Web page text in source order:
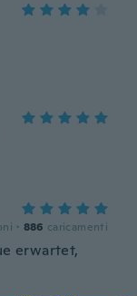
· 886 caricamenti
erwartet,